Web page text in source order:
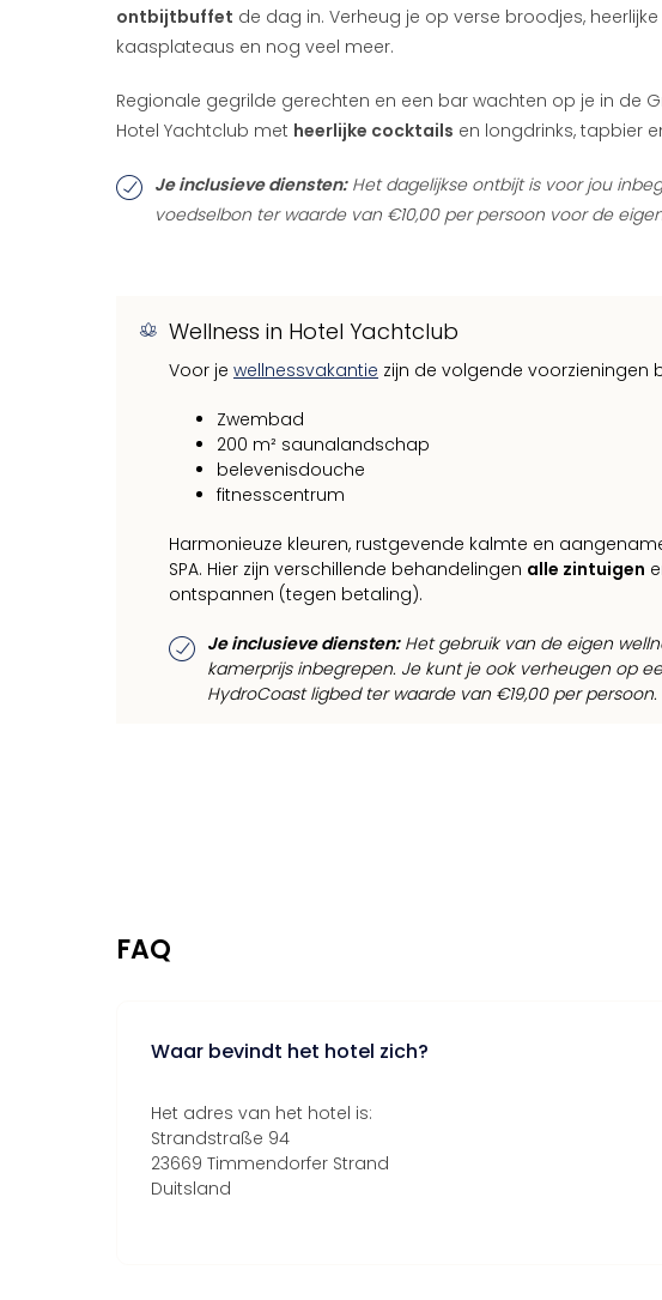
ontbijtbuffet de dag in. Verheug je op verse broodjes,
kaasplateaus en nog veel meer.
Regionale gegrilde gerechten en een bar wachten op je in de
Hotel Yachtclub met heerlijke cocktails en longdrinks, tapbier
Je inclusieve diensten:Het dagelijkse ontbijt is voor jou
voedselbon ter waarde van €10,00 per persoon voor de
Wellness in Hotel Yachtclub
Voor je wellnessvakantie zijn de volgende voorzieningen
Zwembad
200 m² saunalandschap
belevenisdouche
fitnesscentrum
Harmonieuze kleuren, rustgevende kalmte en
SPA. Hier zijn verschillende behandelingen alle zintuigen
ontspannen (tegen betaling).
Je inclusieve diensten:Het gebruik van de eigen
kamerprijs inbegrepen. Je kunt je ook verheugen op
HydroCoast ligbed ter waarde van €19,00 per persoon.
FAQ
Waar bevindt het hotel zich?
Het adres van het hotel is:
Strandstraße 94
23669 Timmendorfer Strand
Duitsland